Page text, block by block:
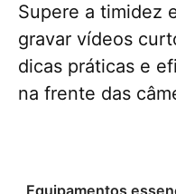
Supere a timidez
gravar vídeos
dicas práticas e
na frente das